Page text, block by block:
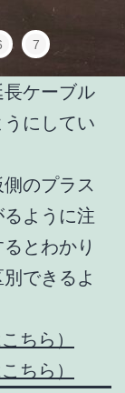
7
ケーブル
にしてい
のプラス
ように注
とわかり
できるよ
ちら）
ちら）